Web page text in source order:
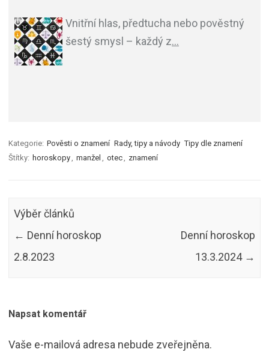
Vnitřní hlas, předtucha nebo pověstný
šestý smysl – každý z…
Kategorie: Pověsti o znamení Rady, tipy a návody Tipy dle znamení
Štítky: horoskopy manžel otec znamení
Výběr článků
← Denní horoskop
2.8.2023
Denní horoskop
13.3.2024 →
Napsat komentář
Vaše e-mailová adresa nebude zveřejněna.